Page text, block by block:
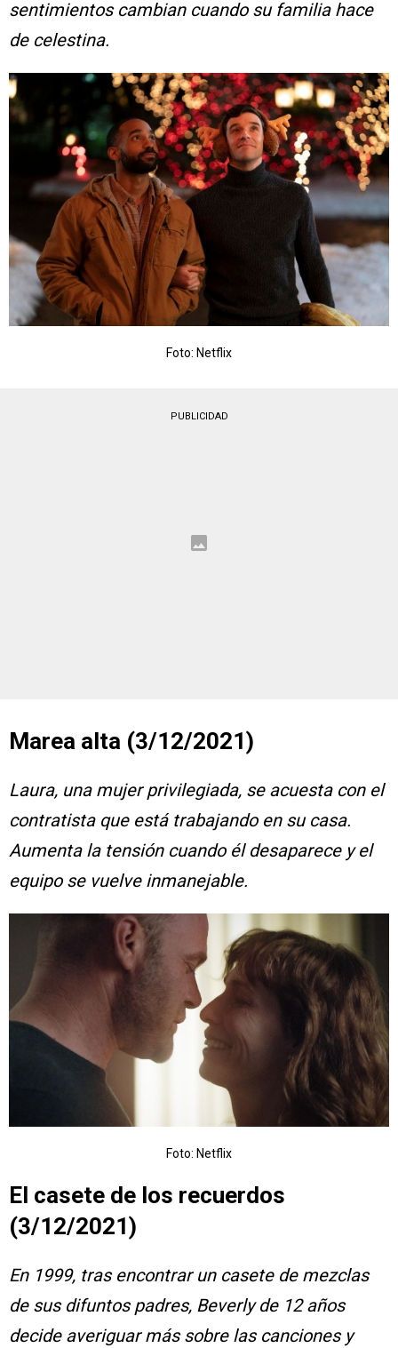
sentimientos cambian cuando su familia hace
de celestina.
Foto: Netflix
PUBLICIDAD
Marea alta (3/12/2021)
Laura, una mujer privilegiada, se acuesta con el
contratista que está trabajando en su casa.
Aumenta la tensión cuando él desaparece y el
equipo se vuelve inmanejable.
Foto: Netflix
El casete de los recuerdos
(3/12/2021)
En 1999, tras encontrar un casete de mezclas
de sus difuntos padres, Beverly de 12 años
decide averiguar más sobre las canciones y